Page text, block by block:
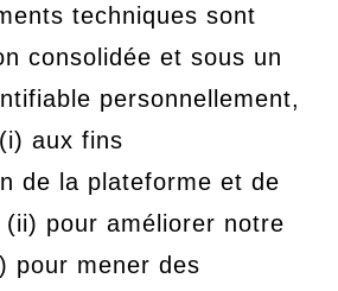
techniques sont
consolidée et sous un
personnellement,
aux fins
de la plateforme et de
pour améliorer notre
pour mener des